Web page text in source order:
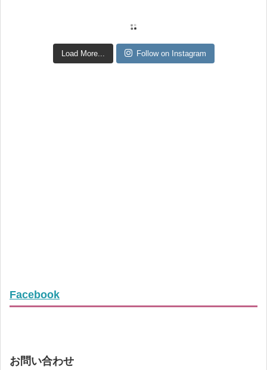
Load More... Follow on Instagram
Facebook
お問い合わせ